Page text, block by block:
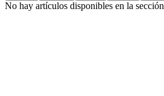
No hay artículos disponibles en la sección